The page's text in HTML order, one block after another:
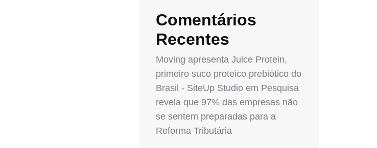
Comentários
Recentes
Moving apresenta Juice Protein,
primeiro suco proteico prebiótico do
Brasil - SiteUp Studio em Pesquisa
revela que 97% das empresas não
se sentem preparadas para a
Reforma Tributária